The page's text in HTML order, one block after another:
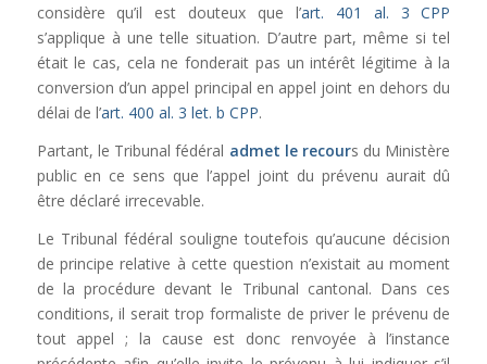
considère qu’il est douteux que l’art. 401 al. 3 CPP
s’applique à une telle situation. D’autre part, même si tel
était le cas, cela ne fonderait pas un intérêt légitime à la
conversion d’un appel principal en appel joint en dehors du
délai de l’art. 400 al. 3 let. b CPP.
Partant, le Tribunal fédéral admet le recours du Ministère
public en ce sens que l’appel joint du prévenu aurait dû
être déclaré irrecevable.
Le Tribunal fédéral souligne toutefois qu’aucune décision
de principe relative à cette question n’existait au moment
de la procédure devant le Tribunal cantonal. Dans ces
conditions, il serait trop formaliste de priver le prévenu de
tout appel ; la cause est donc renvoyée à l’instance